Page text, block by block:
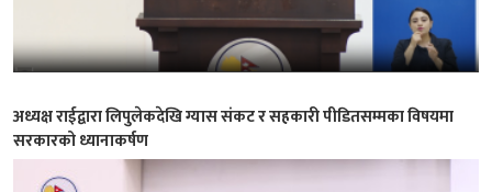
अध्यक्ष राईद्वारा लिपुलेकदेखि ग्यास संकट र सहकारी पीडितसम्मका विषयमा
सरकारको ध्यानाकर्षण